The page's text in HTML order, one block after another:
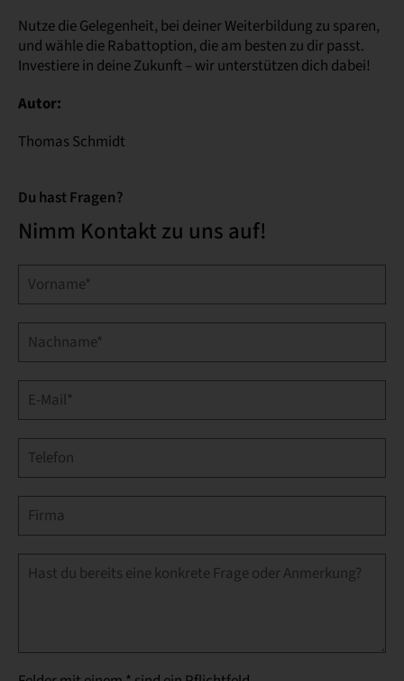
Nutze die Gelegenheit, bei deiner Weiterbildung zu sparen,
und wähle die Rabattoption, die am besten zu dir passt.
Investiere in deine Zukunft – wir unterstützen dich dabei!
Autor:
Thomas Schmidt
Du hast Fragen?
Nimm Kontakt zu uns auf!